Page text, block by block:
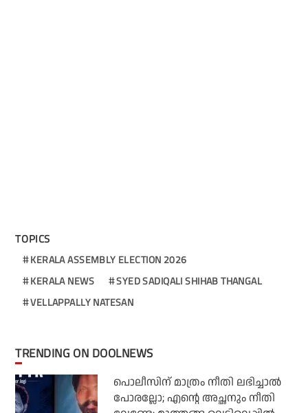
TOPICS
KERALA ASSEMBLY ELECTION 2026
KERALA NEWS
SYED SADIQALI SHIHAB THANGAL
VELLAPPALLY NATESAN
TRENDING ON DOOLNEWS
പൊലീസിന് മാത്രം നീതി ലഭിച്ചാല്‍
പോരല്ലോ; എന്റെ അച്ഛനും നീതി